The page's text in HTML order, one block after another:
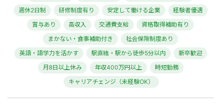
週休2日制
研修制度有り 安定して働ける企業
経験者優遇
賞与あり
高収入 交通費支給
資格取得補助有り
まかない・食事補助付き
社会保険制度あり
英語・語学力を活かす
駅直結・駅から徒歩5分以内
新卒歓迎
月8日以上休み
年収400万円以上
時短勤務
キャリアチェンジ（未経験OK）